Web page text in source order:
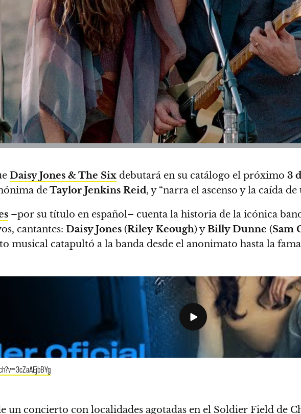
Daisy Jones & The Six debutará en su catálogo el próximo 3
deTaylor Jenkins Reid, y “narra el ascenso y la caída
–por su título en español– cuenta la historia de la icónica
cantantes: Daisy Jones (Riley Keough) yBilly Dunne (Sam
musical catapultó a la banda desde el anonimato hasta la
un concierto con localidades agotadas en el Soldier Field de